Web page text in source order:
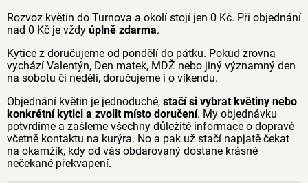
Rozvoz květin do Turnova a okolí stojí jen 0 Kč. Při objednání
nad 0 Kč je vždy úplně zdarma.
Kytice z doručujeme od pondělí do pátku. Pokud zrovna
vychází Valentýn, Den matek, MDŽ nebo jiný významný den
na sobotu či neděli, doručujeme i o víkendu.
Objednání květin je jednoduché, stačí si vybrat květiny nebo
konkrétní kytici a zvolit místo doručení. My objednávku
potvrdíme a zašleme všechny důležité informace o dopravě
včetně kontaktu na kurýra. No a pak už stačí napjatě čekat
na okamžik, kdy od vás obdarovaný dostane krásné
nečekané překvapení.